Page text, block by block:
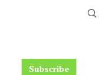
Subscribe